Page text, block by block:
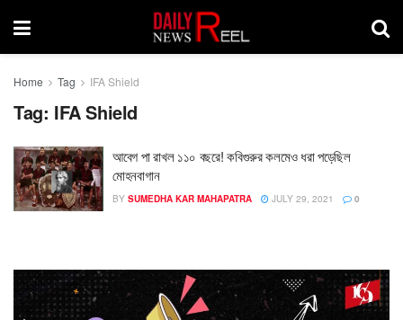
Home Tag IFA Shield
Tag: IFA Shield
আবেগ পা রাখল ১১০ বছরে! কবিগুরুর কলমেও ধরা পড়েছিল
মোহনবাগান
BY SUMEDHA KAR MAHAPATRA JULY 29, 2021 0